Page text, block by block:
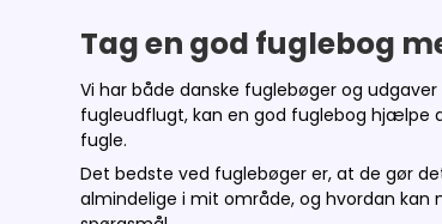
Tag en god fuglebog
Vi har både danske fuglebøger og
fugleudflugt, kan en god fuglebog hjælpe
fugle.
Det bedste ved fuglebøger er, at de gør
almindelige i mit område, og hvordan kan